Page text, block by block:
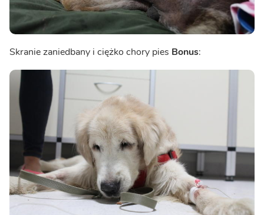
Skranie zaniedbany i ciężko chory pies Bonus: